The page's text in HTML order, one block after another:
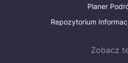
Planer
Repozytorium
Zobacz